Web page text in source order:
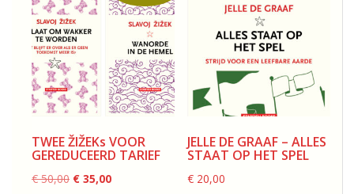
TWEE ŽIŽEKs VOOR
GEREDUCEERD TARIEF
€50,00 Oorspronkelijke
€ 35,00Huidige
JELLE DE GRAAF – ALLES
STAAT OP HET SPEL
€20,00